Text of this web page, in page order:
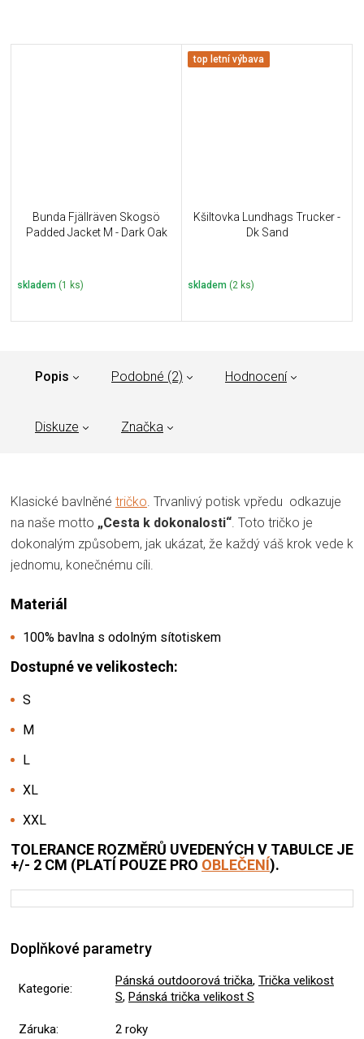
Bunda Fjällräven Skogsö
Padded Jacket M - Dark Oak
skladem (1 ks)
top letní výbava
Kšiltovka Lundhags Trucker -
Dk Sand
skladem (2 ks)
Popis Podobné (2) Hodnocení
Diskuze Značka
Klasické bavlněné tričko. Trvanlivý potisk vpředu odkazuje
na naše motto „Cesta k dokonalosti“. Toto tričko je
dokonalým způsobem, jak ukázat, že každý váš krok vede k
jednomu, konečnému cíli.
Materiál
100% bavlna s odolným sítotiskem
Dostupné ve velikostech:
S
M
L
XL
XXL
TOLERANCE ROZMĚRŮ UVEDENÝCH V TABULCE JE
+/- 2 CM (PLATÍ POUZE PRO OBLEČENÍ).
Doplňkové parametry
Kategorie:
Pánská outdoorová trička, Trička velikost
S, Pánská trička velikost S
Záruka: 2 roky